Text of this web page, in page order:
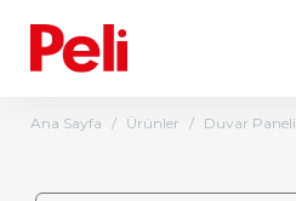
Ana Sayfa Ürünler Duvar Paneli